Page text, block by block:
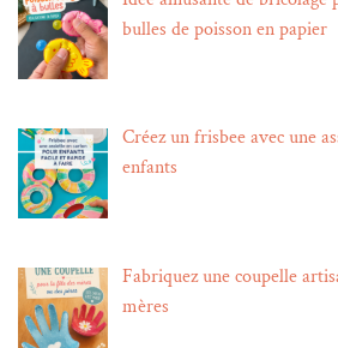
bulles de poisson en papier
Créez un frisbee avec une
enfants
Fabriquez une coupelle
mères